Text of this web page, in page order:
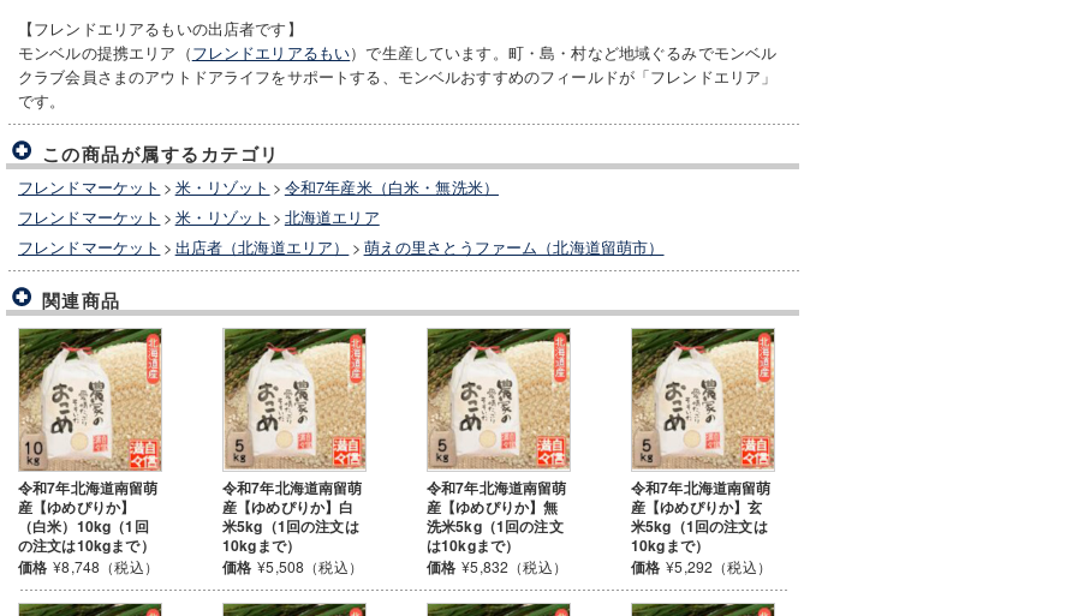
【フレンドエリアるもいの出店者です】
モンベルの提携エリア（フレンドエリアるもい）で生産しています。町・島・村など地域ぐるみでモンベル
クラブ会員さまのアウトドアライフをサポートする、モンベルおすすめのフィールドが「フレンドエリア」
です。
この商品が属するカテゴリ
フレンドマーケット > 米・リゾット > 令和7年産米（白米・無洗米）
フレンドマーケット > 米・リゾット > 北海道エリア
フレンドマーケット > 出店者（北海道エリア） > 萌えの里さとうファーム（北海道留萌市）
関連商品
令和7年北海道南留萌
産【ゆめぴりか】
（白米）10kg（1回
の注文は10kgまで）
価格 ¥8,748（税込）
令和7年北海道南留萌
産【ゆめぴりか】白
米5kg（1回の注文は
10kgまで）
価格 ¥5,508（税込）
令和7年北海道南留萌
産【ゆめぴりか】無
洗米5kg（1回の注文
は10kgまで）
価格 ¥5,832（税込）
令和7年北海道南留萌
産【ゆめぴりか】玄
米5kg（1回の注文は
10kgまで）
価格 ¥5,292（税込）